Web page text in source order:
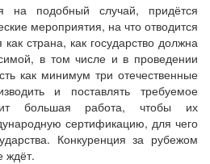
на подобный случай, придётся
мероприятия, на что отводится
страна, как государство должна
в том числе и в проведении
как минимум три отечественные
и поставлять требуемое
большая работа, чтобы их
сертификацию, для чего
Конкуренция за рубежом
ждёт.